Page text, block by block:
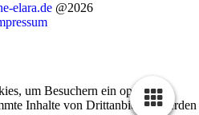
elara.de @2026
um Besuchern ein optimales
Inhalte von Drittanbietern werden